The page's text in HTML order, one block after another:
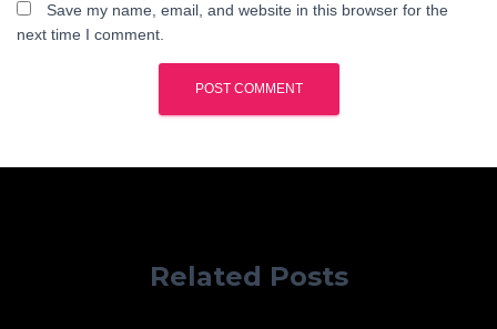
Save my name, email, and website in this browser for the
next time I comment.
Related Posts